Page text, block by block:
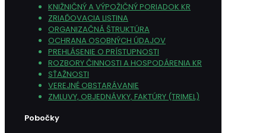
KNIŽNIČNÝ A VÝPOŽIČNÝ PORIADOK KR
ZRIAĎOVACIA LISTINA
ORGANIZAČNÁ ŠTRUKTÚRA
OCHRANA OSOBNÝCH ÚDAJOV
PREHLÁSENIE O PRÍSTUPNOSTI
ROZBORY ČINNOSTI A HOSPODÁRENIA KR
SŤAŽNOSTI
VEREJNÉ OBSTARÁVANIE
ZMLUVY, OBJEDNÁVKY, FAKTÚRY (TRIMEL)
Pobočky